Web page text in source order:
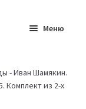
Меню
- Иван Шамякин.
Комплект из 2-х